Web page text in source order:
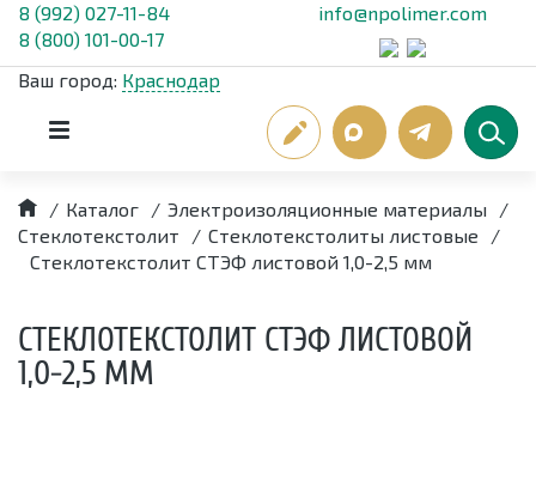
8 (992) 027-11-84
8 (800) 101-00-17
info@npolimer.com
Ваш город: Краснодар
/ Каталог / Электроизоляционные материалы
/
Стеклотекстолит
/ Стеклотекстолиты листовые
/
Стеклотекстолит СТЭФ листовой 1,0-2,5 мм
СТЕКЛОТЕКСТОЛИТ СТЭФ ЛИСТОВОЙ
1,0-2,5 ММ